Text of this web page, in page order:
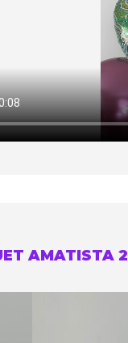
AMATISTA 2